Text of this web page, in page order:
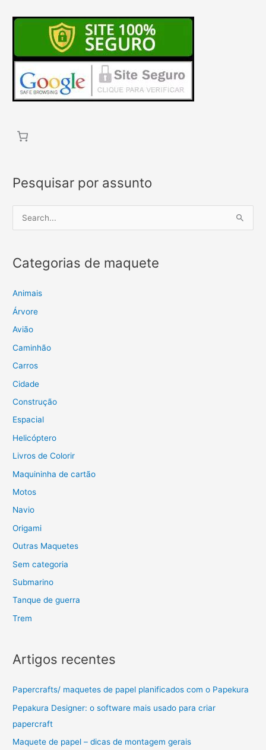
Pesquisar por assunto
e
q
i
s
a
r
:
Categorias de maquete
Animais
Árvore
Avião
Caminhão
Carros
Cidade
Construção
Espacial
Helicóptero
Livros de Colorir
Maquininha de cartão
Motos
Navio
Origami
Outras Maquetes
Sem categoria
Submarino
Tanque de guerra
Trem
Artigos recentes
Papercrafts/ maquetes de papel planificados com o Papekura
Pepakura Designer: o software mais usado para criar
papercraft
Maquete de papel – dicas de montagem gerais